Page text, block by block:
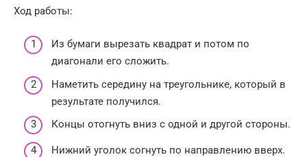
Ход работы:
Из бумаги вырезать квадрат и потом по
диагонали его сложить.
Наметить середину на треугольнике, который в
результате получился.
Концы отогнуть вниз с одной и другой стороны.
Нижний уголок согнуть по направлению вверх.